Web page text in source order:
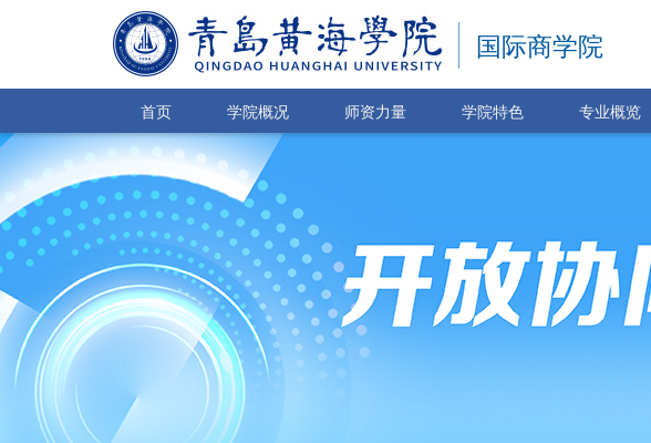
国际商学院
首页 学院概况 师资力量 学院特色 专业概览